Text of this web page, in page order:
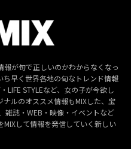
が旬で正しいのかわからなくなっ
早く世界各地の旬なトレンド情報
LIFE STYLEなど、女の子が今欲し
ルのオススメ情報もMIXした、宝
雑誌・WEB・映像・イベントなど
して情報を発信していく新しい